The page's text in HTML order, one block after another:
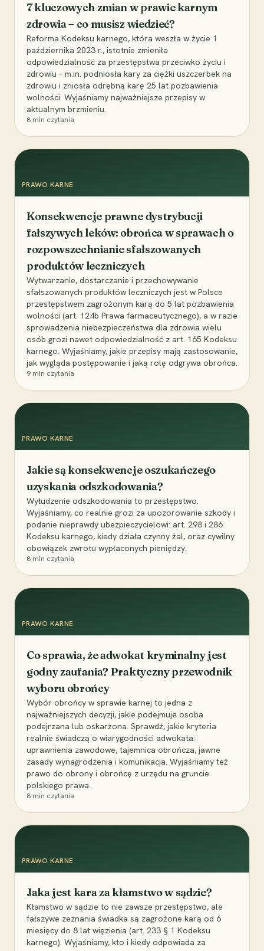
7 kluczowych zmian w prawie karnym
zdrowia – co musisz wiedzieć?
Reforma Kodeksu karnego, która weszła w życie 1
października 2023 r., istotnie zmieniła
odpowiedzialność za przestępstwa przeciwko życiu i
zdrowiu – m.in. podniosła kary za ciężki uszczerbek na
zdrowiu i zniosła odrębną karę 25 lat pozbawienia
wolności. Wyjaśniamy najważniejsze przepisy w
aktualnym brzmieniu.
8 min czytania
PRAWO KARNE
Konsekwencje prawne dystrybucji
fałszywych leków: obrońca w sprawach o
rozpowszechnianie sfałszowanych
produktów leczniczych
Wytwarzanie, dostarczanie i przechowywanie
sfałszowanych produktów leczniczych jest w Polsce
przestępstwem zagrożonym karą do 5 lat pozbawienia
wolności (art. 124b Prawa farmaceutycznego), a w razie
sprowadzenia niebezpieczeństwa dla zdrowia wielu
osób grozi nawet odpowiedzialność z art. 165 Kodeksu
karnego. Wyjaśniamy, jakie przepisy mają zastosowanie,
jak wygląda postępowanie i jaką rolę odgrywa obrońca.
9 min czytania
PRAWO KARNE
Jakie są konsekwencje oszukańczego
uzyskania odszkodowania?
Wyłudzenie odszkodowania to przestępstwo.
Wyjaśniamy, co realnie grozi za upozorowanie szkody i
podanie nieprawdy ubezpieczycielowi: art. 298 i 286
Kodeksu karnego, kiedy działa czynny żal, oraz cywilny
obowiązek zwrotu wypłaconych pieniędzy.
8 min czytania
PRAWO KARNE
Co sprawia, że adwokat kryminalny jest
godny zaufania? Praktyczny przewodnik
wyboru obrońcy
Wybór obrońcy w sprawie karnej to jedna z
najważniejszych decyzji, jakie podejmuje osoba
podejrzana lub oskarżona. Sprawdź, jakie kryteria
realnie świadczą o wiarygodności adwokata:
uprawnienia zawodowe, tajemnica obrończa, jawne
zasady wynagrodzenia i komunikacja. Wyjaśniamy też
prawo do obrony i obrońcę z urzędu na gruncie
polskiego prawa.
8 min czytania
PRAWO KARNE
Jaka jest kara za kłamstwo w sądzie?
Kłamstwo w sądzie to nie zawsze przestępstwo, ale
fałszywe zeznania świadka są zagrożone karą od 6
miesięcy do 8 lat więzienia (art. 233 § 1 Kodeksu
karnego). Wyjaśniamy, kto i kiedy odpowiada za